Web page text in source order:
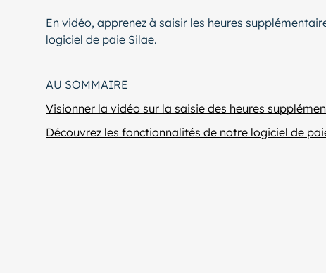
En vidéo, apprenez à saisir les heures
logiciel de paie Silae.
AU SOMMAIRE
Visionner la vidéo sur la saisie des heures
Découvrez les fonctionnalités de notre logiciel de